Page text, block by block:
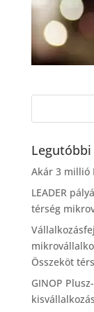
Legutóbbi
Akár 3 millió
LEADER
térség
Összeköt
GINOP